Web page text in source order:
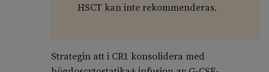
HSCT kan inte rekommenderas.
Strategin att i CR1 konsolidera med